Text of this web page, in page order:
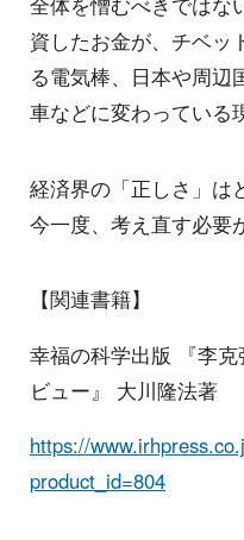
資したお金が、チベッ
る電気棒、日本や周辺
車などに変わっている
経済界の「正しさ」は
今一度、考え直す必要
【関連書籍】
幸福の科学出版 『李
ビュー』 大川隆法著
https://
product_id=804